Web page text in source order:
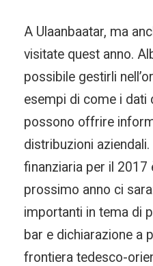
A Ulaanbaatar, ma
visitate quest anno.
possibile gestirli
esempi di come i dati
possono offrire
distribuzioni
finanziaria per il 2017
prossimo anno ci
importanti in tema di
bar e dichiarazione a
frontiera tedesco-